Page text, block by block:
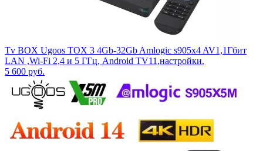
Tv BOX Ugoos TOX 3 4Gb-32Gb Amlogic s905x4 AV1,1Гбит
LAN ,Wi-Fi 2,4 и 5 ГГц, Android TV11,настройки.
5 600 руб.